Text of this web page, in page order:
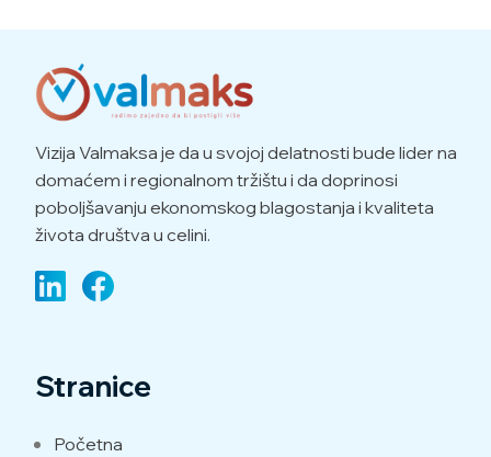
Vizija Valmaksa je da u svojoj delatnosti bude lider na
domaćem i regionalnom tržištu i da doprinosi
poboljšavanju ekonomskog blagostanja i kvaliteta
života društva u celini.
Stranice
Početna